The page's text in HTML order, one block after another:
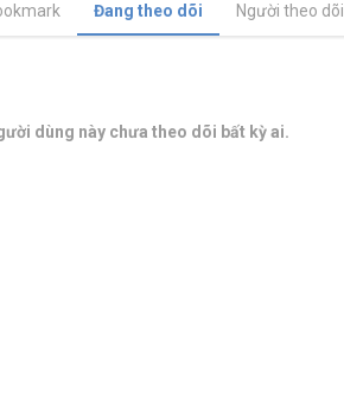
Đang theo dõi Người theo dõi
dùng này chưa theo dõi bất kỳ ai.